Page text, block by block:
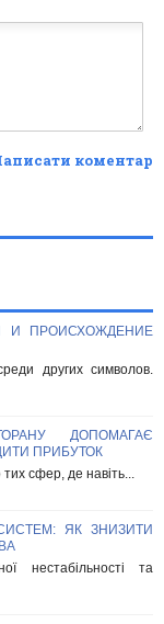
коментар
И ПРОИСХОЖДЕНИЕ
других символов.
ДОПОМАГАЄ
ПРИБУТОК
сфер, де навіть...
ЯК ЗНИЗИТИ
нестабільності та